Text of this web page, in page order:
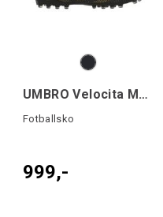
UMBRO Velocita Matrix Club AG
Fotballsko
999,-